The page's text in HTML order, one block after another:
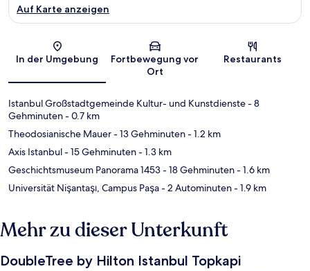
Auf Karte anzeigen
In der Umgebung
Fortbewegung vor
Ort
Restaurants
Istanbul Großstadtgemeinde Kultur- und Kunstdienste- 8
Gehminuten- 0.7 km
Theodosianische Mauer- 13 Gehminuten- 1.2 km
Axis Istanbul- 15 Gehminuten- 1.3 km
Geschichtsmuseum Panorama 1453- 18 Gehminuten- 1.6 km
Universität Nişantaşı, Campus Paşa- 2 Autominuten- 1.9 km
Mehr zu dieser Unterkunft
DoubleTree by Hilton Istanbul Topkapi